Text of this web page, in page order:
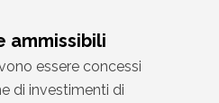
ammissibili
essere concessi
di investimenti di